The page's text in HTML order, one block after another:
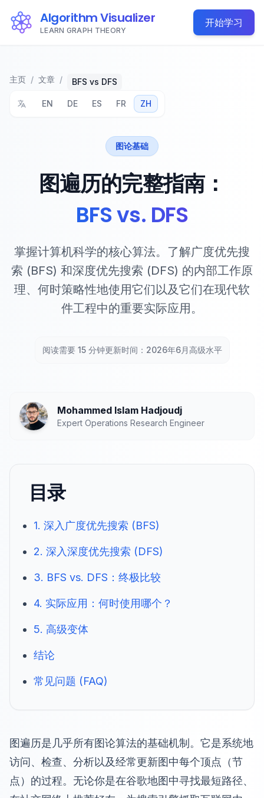
Algorithm Visualizer
LEARN GRAPH THEORY
开始学习
主页 / 文章 / BFS vs DFS
EN DE ES FR ZH
图论基础
图遍历的完整指南：
BFS vs. DFS
掌握计算机科学的核心算法。了解广度优先搜
索 (BFS) 和深度优先搜索 (DFS) 的内部工作原
理、何时策略性地使用它们以及它们在现代软
件工程中的重要实际应用。
阅读需要 15 分钟更新时间：2026年6月 高级水平
Mohammed Islam Hadjoudj
Expert Operations Research Engineer
目录
1. 深入广度优先搜索 (BFS)
2. 深入深度优先搜索 (DFS)
3. BFS vs. DFS：终极比较
4. 实际应用：何时使用哪个？
5. 高级变体
结论
常见问题 (FAQ)
图遍历是几乎所有图论算法的基础机制。它是系统地
访问、检查、分析以及经常更新图中每个顶点（节
点）的过程。无论你是在谷歌地图中寻找最短路径、